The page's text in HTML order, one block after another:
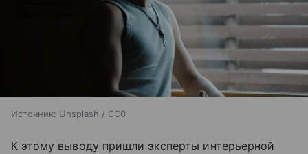
Источник: Unsplash / CC0
К этому выводу пришли эксперты интерьерной